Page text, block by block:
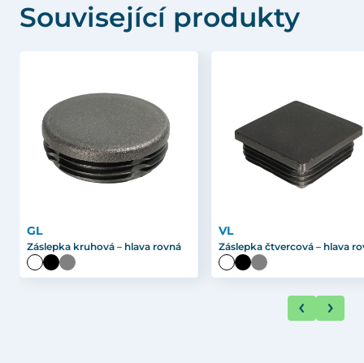
Související produkty
GL
Záslepka kruhová – hlava rovná
VL
Záslepka čtvercová – hlava